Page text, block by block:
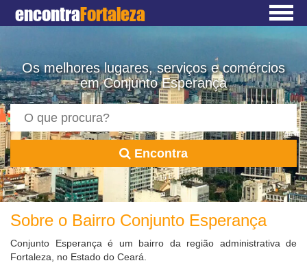
encontraFortaleza
Os melhores lugares, serviços e comércios
em Conjunto Esperança
Encontra
Sobre o Bairro Conjunto Esperança
Conjunto Esperança é um bairro da região administrativa de
Fortaleza, no Estado do Ceará.